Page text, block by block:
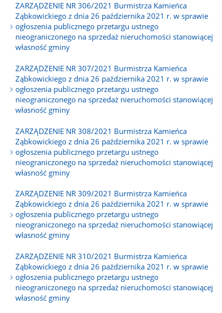
ZARZĄDZENIE NR 306/2021 Burmistrza Kamieńca
Ząbkowickiego z dnia 26 października 2021 r. w sprawie
ogłoszenia publicznego przetargu ustnego
nieograniczonego na sprzedaż nieruchomości stanowiącej
własność gminy
ZARZĄDZENIE NR 307/2021 Burmistrza Kamieńca
Ząbkowickiego z dnia 26 października 2021 r. w sprawie
ogłoszenia publicznego przetargu ustnego
nieograniczonego na sprzedaż nieruchomości stanowiącej
własność gminy
ZARZĄDZENIE NR 308/2021 Burmistrza Kamieńca
Ząbkowickiego z dnia 26 października 2021 r. w sprawie
ogłoszenia publicznego przetargu ustnego
nieograniczonego na sprzedaż nieruchomości stanowiącej
własność gminy
ZARZĄDZENIE NR 309/2021 Burmistrza Kamieńca
Ząbkowickiego z dnia 26 października 2021 r. w sprawie
ogłoszenia publicznego przetargu ustnego
nieograniczonego na sprzedaż nieruchomości stanowiącej
własność gminy
ZARZĄDZENIE NR 310/2021 Burmistrza Kamieńca
Ząbkowickiego z dnia 26 października 2021 r. w sprawie
ogłoszenia publicznego przetargu ustnego
nieograniczonego na sprzedaż nieruchomości stanowiącej
własność gminy